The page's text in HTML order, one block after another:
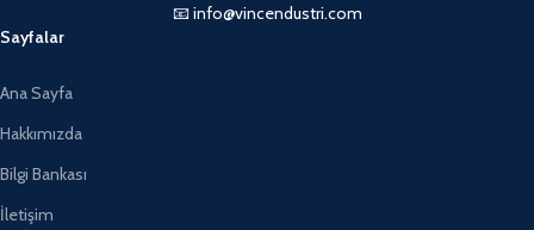
📧 info@vincendustri.com
Sayfalar
Ana Sayfa
Hakkımızda
Bilgi Bankası
İletişim